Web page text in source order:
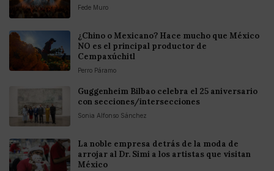
Fede Muro
¿Chino o Mexicano? Hace mucho que México
NO es el principal productor de
Cempaxúchitl
Perro Páramo
Guggenheim Bilbao celebra el 25 aniversario
con secciones/intersecciones
Sonia Alfonso Sánchez
La noble empresa detrás de la moda de
arrojar al Dr. Simi a los artistas que visitan
México